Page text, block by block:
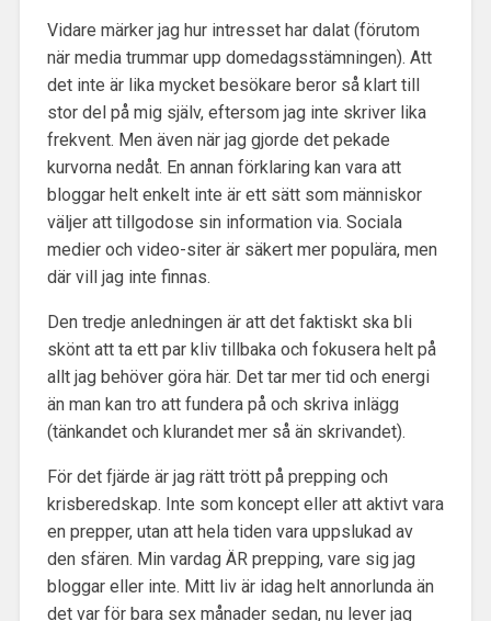
Vidare märker jag hur intresset har dalat (förutom
när media trummar upp domedagsstämningen). Att
det inte är lika mycket besökare beror så klart till
stor del på mig själv, eftersom jag inte skriver lika
frekvent. Men även när jag gjorde det pekade
kurvorna nedåt. En annan förklaring kan vara att
bloggar helt enkelt inte är ett sätt som människor
väljer att tillgodose sin information via. Sociala
medier och video-siter är säkert mer populära, men
där vill jag inte finnas.
Den tredje anledningen är att det faktiskt ska bli
skönt att ta ett par kliv tillbaka och fokusera helt på
allt jag behöver göra här. Det tar mer tid och energi
än man kan tro att fundera på och skriva inlägg
(tänkandet och klurandet mer så än skrivandet).
För det fjärde är jag rätt trött på prepping och
krisberedskap. Inte som koncept eller att aktivt vara
en prepper, utan att hela tiden vara uppslukad av
den sfären. Min vardag ÄR prepping, vare sig jag
bloggar eller inte. Mitt liv är idag helt annorlunda än
det var för bara sex månader sedan, nu lever jag